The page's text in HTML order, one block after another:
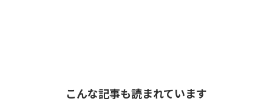
こんな記事も読まれています